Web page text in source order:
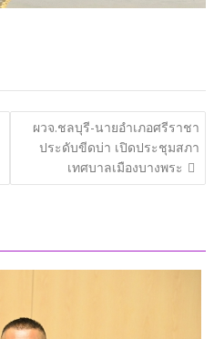
ผวจ.ชลบุรี-นายอำเภอศรีราชา
ประดับขีดบ่า เปิดประชุมสภา
เทศบาลเมืองบางพระ